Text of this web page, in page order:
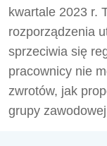
kwartale 2023 r.
rozporządzenia
sprzeciwia się
pracownicy nie
zwrotów, jak
grupy